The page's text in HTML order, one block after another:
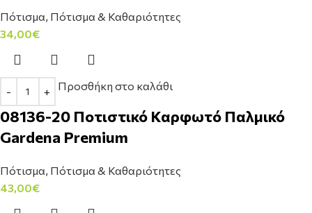
Πότισμα, Πότισμα & Καθαριότητες
34,00€
Προσθήκη στο καλάθι
08136-20 Ποτιστικό Καρφωτό Παλμικό
Gardena Premium
Πότισμα, Πότισμα & Καθαριότητες
43,00€